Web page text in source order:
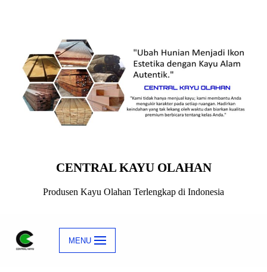
content
CENTRAL KAYU OLAHAN
Produsen Kayu Olahan Terlengkap di Indonesia
MENU